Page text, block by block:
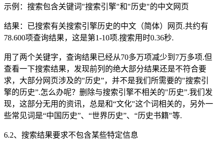
示例：搜索包含关键词"搜索引擎"和"历史"的中文网页
结果：已搜索有关搜索引擎历史的中文（简体）网页.共约有
78.600项查询结果，这是第1-10项.搜索用时0.36秒.
用了两个关键字，查询结果已经从70多万项减少到7万多项.但
查看一下搜索结果，发现前列的绝大部分结果还是不符合要
求，大部分网页涉及的"历史”，并不是我们所需要的"搜索引
擎的历史”.怎么办呢？删除与搜索引擎不相关的"历史”.我们发
现，这部分无用的资讯，总是和“文化"这个词相关的，另外一
些常见词是“中国历史”、“世界历史”、“历史书籍"等.
6.2、搜索结果要求不包含某些特定信息